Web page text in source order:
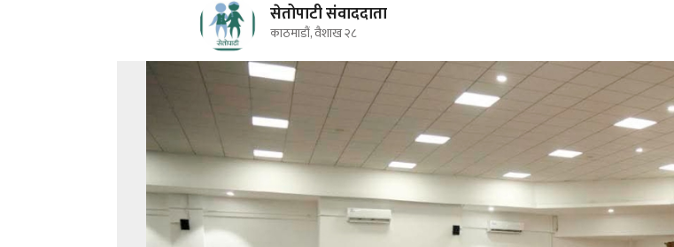
सेतोपाटी संवाददाता
काठमाडौं, वैशाख २८